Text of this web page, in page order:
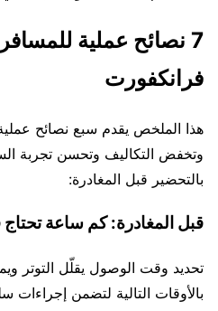
7 نصائح عملية
فرانكفورت
هذا الملخص يقدم سبع نصائح
وتخفض التكاليف وتحسن تجربة
بالتحضير قبل المغادرة:
قبل المغادرة: كم ساعة تحتاج
تحديد وقت الوصول يقلّل التوتر
بالأوقات التالية لتضمن إجراءات